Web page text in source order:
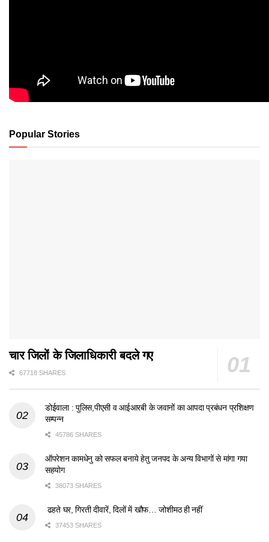
Popular Stories
चार जिलों के जिलाधिकारी बदले गए
67718 SHARES
डोईवाला : पुलिस,पीएसी व आईआरबी के जवानों का आपदा प्रबंधन प्रशिक्षण
सम्पन्न
45786 SHARES
ऑपरेशन कामधेनु को सफल बनाये हेतु जनपद के अन्य विभागों से मांगा गया
सहयोग
38073 SHARES
ढहते घर, गिरती दीवारें, दिलों में खौफ… जोशीमठ ही नहीं
37453 SHARES